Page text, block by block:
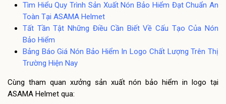
Tìm Hiểu Quy Trình Sản Xuất Nón Bảo Hiểm Đạt Chuẩn An
Toàn Tại ASAMA Helmet
Tất Tần Tật Những Điều Cần Biết Về Cấu Tạo Của Nón
Bảo Hiểm
Bảng Báo Giá Nón Bảo Hiểm In Logo Chất Lượng Trên Thị
Trường Hiện Nay
Cùng tham quan xưởng sản xuất nón bảo hiểm in logo tại
ASAMA Helmet qua: